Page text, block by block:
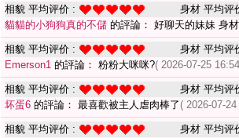
相貌 平均评价 : 身材 平均评
貓貓的小狗狗真的不儲 的評論： 好聊天的妹妹 身
相貌 平均评价 : 身材 平均评
Emerson1 的評論： 粉粉大咪咪?( 2026-07-25
相貌 平均评价 : 身材 平均评
坏蛋6 的評論： 最喜歡被主人虐肉棒了 ( 2026-07-
相貌 平均评价 : 身材 平均评